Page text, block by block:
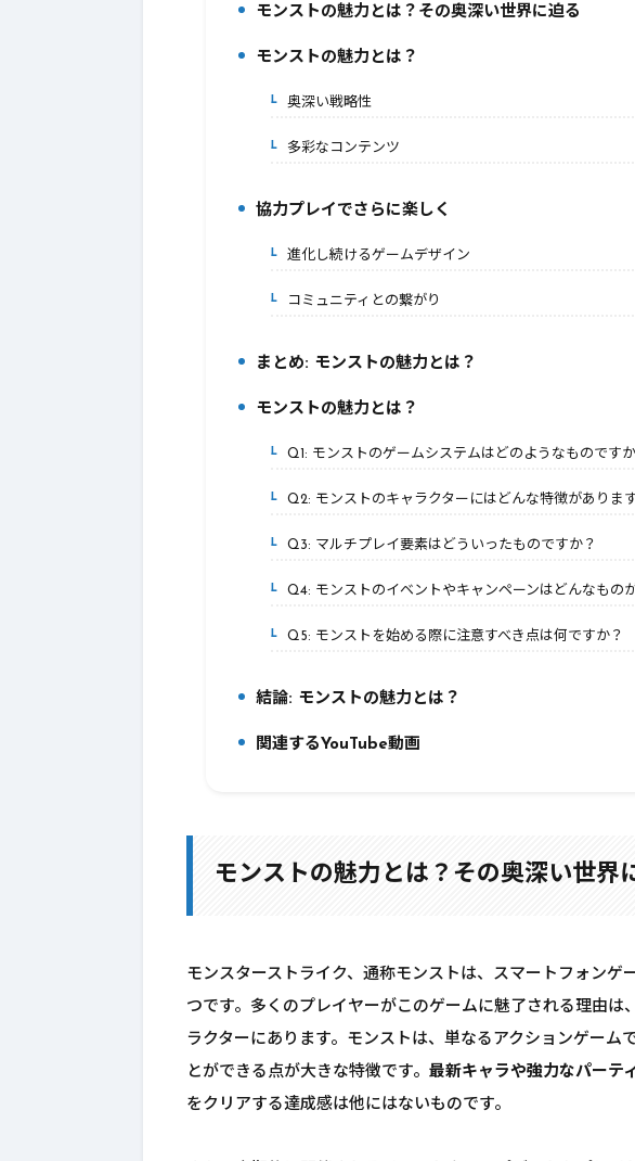
モンストの魅力とは？その奥深い世界に迫る
モンストの魅力とは？
2-1.奥深い戦略性
2-2.多彩なコンテンツ
協力プレイでさらに楽しく
3-1.進化し続けるゲームデザイン
3-2.コミュニティとの繋がり
まとめ: モンストの魅力とは？
モンストの魅力とは？
5-1.Q1: モンストのゲームシステムはどのようなものです
5-2.Q2: モンストのキャラクターにはどんな特徴がありま
5-3.Q3: マルチプレイ要素はどういったものですか？
5-4.Q4: モンストのイベントやキャンペーンはどんなもの
5-5.Q5: モンストを始める際に注意すべき点は何ですか？
6.
結論: モンストの魅力とは？
7.
関連するYouTube動画
モンストの魅力とは？その奥深い世界
モンスターストライク、通称モンストは、スマートフォンゲ
つです。多くのプレイヤーがこのゲームに魅了される理由は
ラクターにあります。モンストは、単なるアクションゲーム
とができる点が大きな特徴です。 最新キャラや強力なパーテ
をクリアする達成感は他にはないものです。